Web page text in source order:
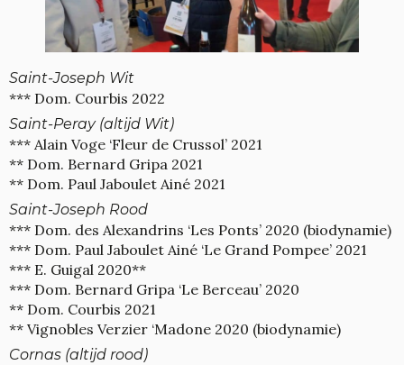
Saint-Joseph Wit
*** Dom. Courbis 2022
Saint-Peray (altijd Wit)
*** Alain Voge ‘Fleur de Crussol’ 2021
** Dom. Bernard Gripa 2021
** Dom. Paul Jaboulet Ainé 2021
Saint-Joseph Rood
*** Dom. des Alexandrins ‘Les Ponts’ 2020 (biodynamie)
*** Dom. Paul Jaboulet Ainé ‘Le Grand Pompee’ 2021
*** E. Guigal 2020**
*** Dom. Bernard Gripa ‘Le Berceau’ 2020
** Dom. Courbis 2021
** Vignobles Verzier ‘Madone 2020 (biodynamie)
Cornas (altijd rood)